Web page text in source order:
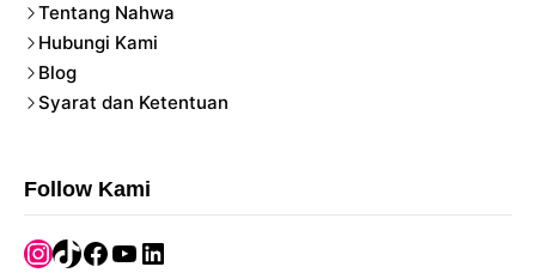
Tentang Nahwa
Hubungi Kami
Blog
Syarat dan Ketentuan
Follow Kami
Instagram
TikTok
Facebook
YouTube
LinkedIn